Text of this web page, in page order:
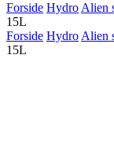
Forside Hydro Alien
15L
Forside Hydro Alien
15L